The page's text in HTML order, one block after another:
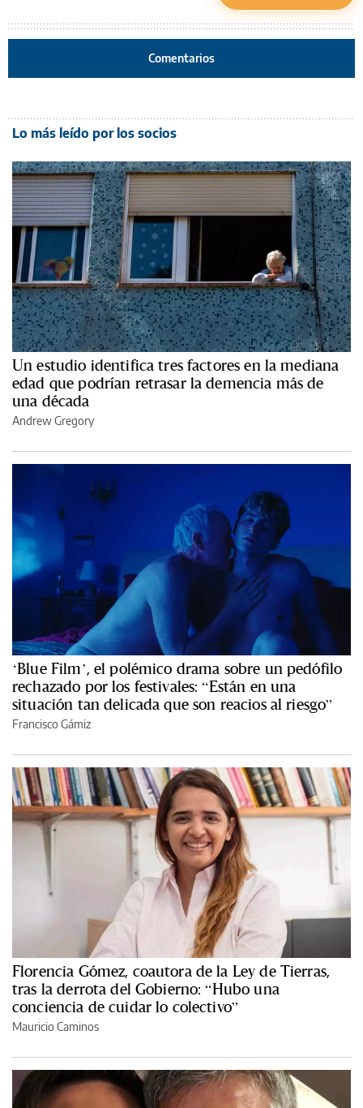
Comentarios
Lo más leído por los socios
Un estudio identifica tres factores en la mediana
edad que podrían retrasar la demencia más de
una década
Andrew Gregory
‘Blue Film’, el polémico drama sobre un pedófilo
rechazado por los festivales: “Están en una
situación tan delicada que son reacios al riesgo”
Francisco Gámiz
Florencia Gómez, coautora de la Ley de Tierras,
tras la derrota del Gobierno: “Hubo una
conciencia de cuidar lo colectivo”
Mauricio Caminos